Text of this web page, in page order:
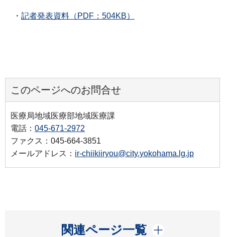
・ 記者発表資料（PDF：504KB）
このページへのお問合せ
医療局地域医療部地域医療課
電話： 045-671-2972
ファクス：045-664-3851
メールアドレス： ir-chiikiiryou@city.yokohama.lg.jp
関連ページ一覧
開く